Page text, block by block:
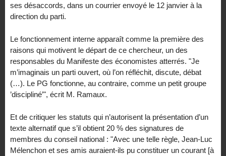
ses désaccords, dans un courrier envoyé le 12 janvier à la
direction du parti.
Le fonctionnement interne apparaît comme la première des
raisons qui motivent le départ de ce chercheur, un des
responsables du Manifeste des économistes atterrés. "Je
m’imaginais un parti ouvert, où l’on réfléchit, discute, débat
(…). Le PG fonctionne, au contraire, comme un petit groupe
’discipliné’", écrit M. Ramaux.
Et de critiquer les statuts qui n’autorisent la présentation d’un
texte alternatif que s’il obtient 20 % des signatures de
membres du conseil national : "Avec une telle règle, Jean-Luc
Mélenchon et ses amis auraient-ils pu constituer un courant [à